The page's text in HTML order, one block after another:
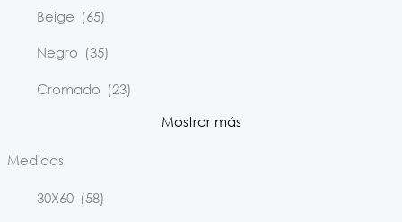
Beige (65)
Negro (35)
Cromado (23)
Mostrar más
Medidas
30X60 (58)